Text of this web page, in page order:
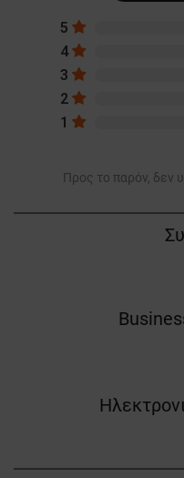
5
4
3
2
1
Προς το παρόν, δεν